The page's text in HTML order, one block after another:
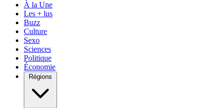
À la Une
Les + lus
Buzz
Culture
Sexo
Sciences
Politique
Économie
Régions